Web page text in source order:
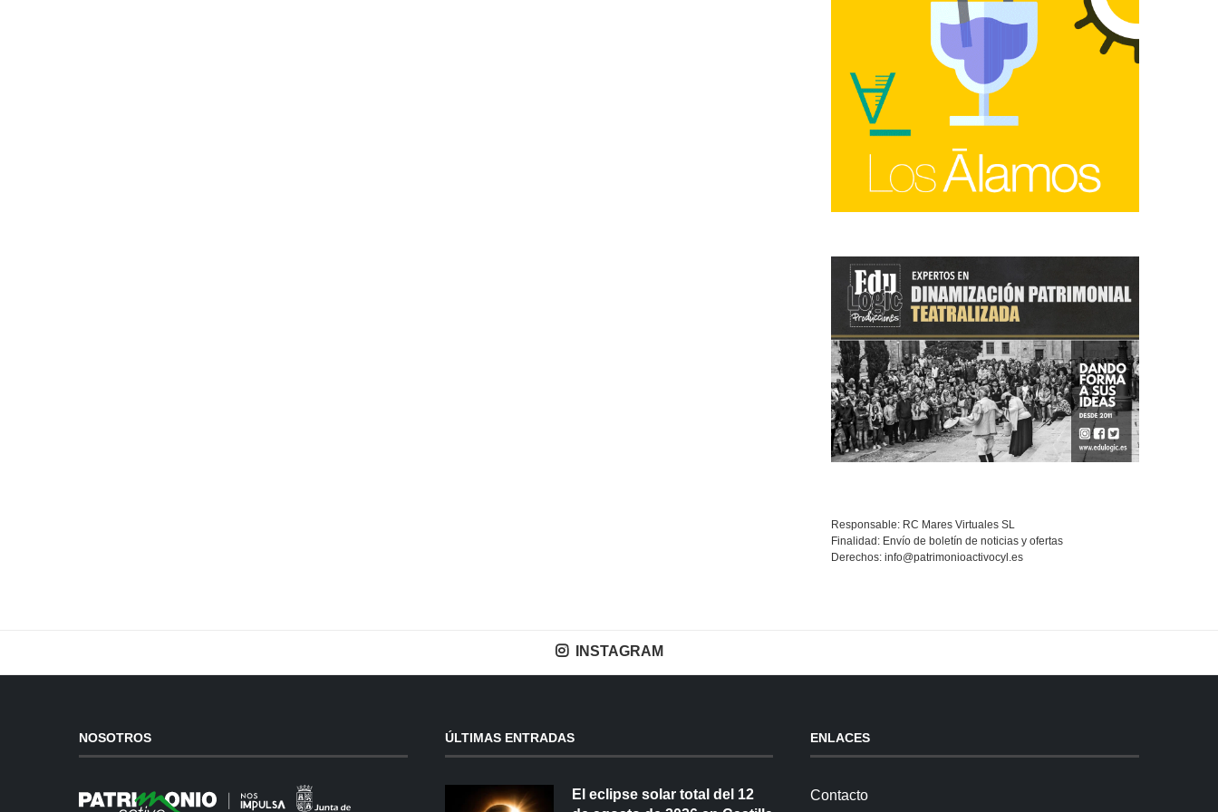
Responsable: RC Mares Virtuales SL
Finalidad: Envío de boletín de noticias y ofertas
Derechos: info@patrimonioactivocyl.es
INSTAGRAM
NOSOTROS ÚLTIMAS ENTRADAS
El eclipse solar total del 12
ENLACES
Contacto